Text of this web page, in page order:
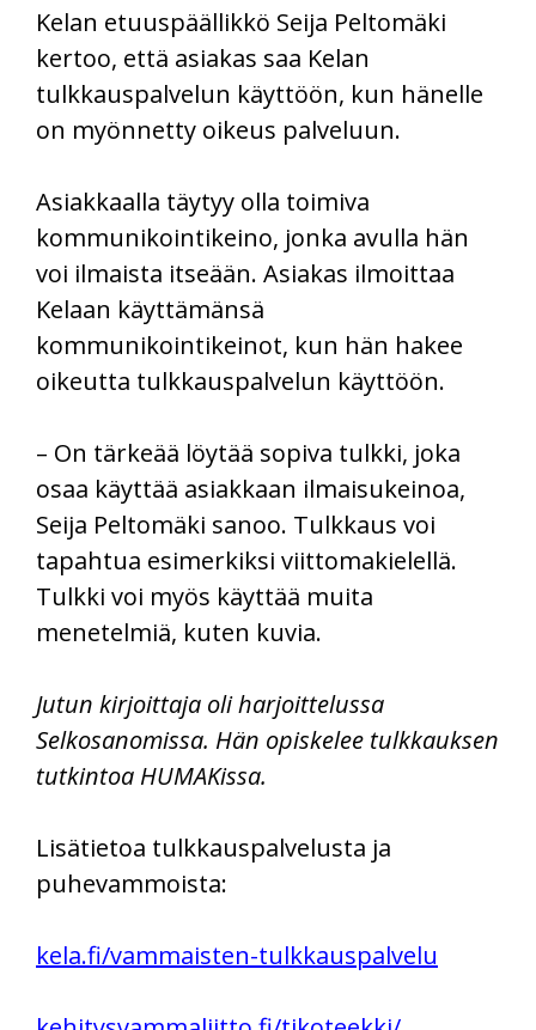
Kelan etuuspäällikkö Seija Peltomäki
kertoo, että asiakas saa Kelan
tulkkauspalvelun käyttöön, kun hänelle
on myönnetty oikeus palveluun.
Asiakkaalla täytyy olla toimiva
kommunikointikeino, jonka avulla hän
voi ilmaista itseään. Asiakas ilmoittaa
Kelaan käyttämänsä
kommunikointikeinot, kun hän hakee
oikeutta tulkkauspalvelun käyttöön.
– On tärkeää löytää sopiva tulkki, joka
osaa käyttää asiakkaan ilmaisukeinoa,
Seija Peltomäki sanoo. Tulkkaus voi
tapahtua esimerkiksi viittomakielellä.
Tulkki voi myös käyttää muita
menetelmiä, kuten kuvia.
Jutun kirjoittaja oli harjoittelussa
Selkosanomissa. Hän opiskelee tulkkauksen
tutkintoa HUMAKissa.
Lisätietoa tulkkauspalvelusta ja
puhevammoista:
kela.fi/vammaisten-tulkkauspalvelu